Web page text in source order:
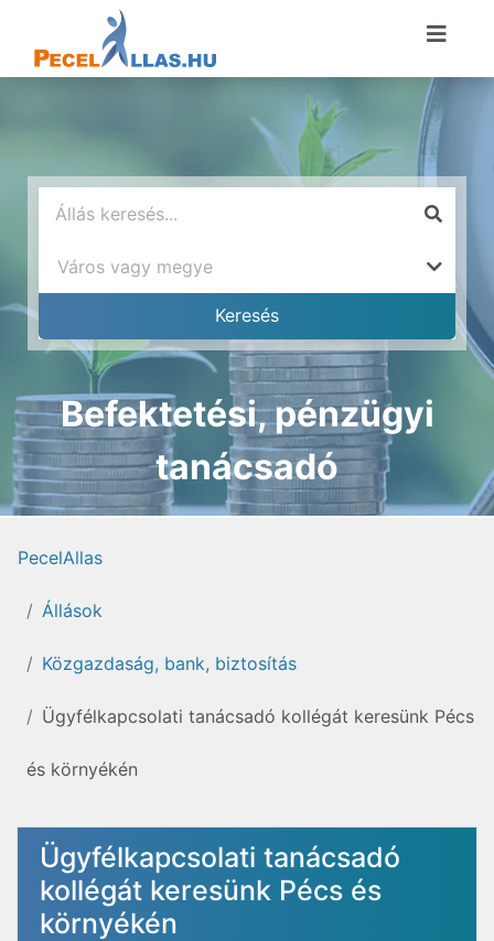
Befektetési, pénzügyi
tanácsadó
PecelAllas
Állások
Közgazdaság, bank, biztosítás
Ügyfélkapcsolati tanácsadó kollégát keresünk Pécs
és környékén
Ügyfélkapcsolati tanácsadó
kollégát keresünk Pécs és
környékén